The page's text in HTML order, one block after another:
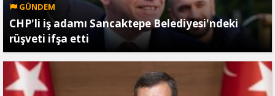
GÜNDEM
CHP'li iş adamı Sancaktepe Belediyesi'ndeki
rüşveti ifşa etti